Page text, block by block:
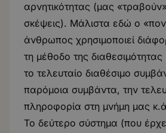
αρνητικότητας (μας
σκέψεις). Μάλιστα εδώ ο
άνθρωπος χρησιμοποιεί
τη μέθοδο της διαθεσιμότητας
το τελευταίο διαθέσιμο
παρόμοια συμβάντα, την
πληροφορία στη μνήμη μας
Το δεύτερο σύστημα (που